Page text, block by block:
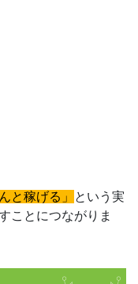
と稼げる」
という実
ことにつながりま